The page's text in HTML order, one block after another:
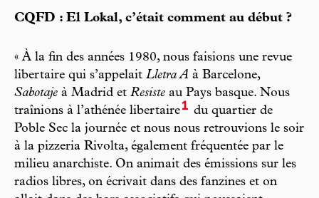
CQFD : El Lokal, c’était comment au début ?
« À la fin des années 1980, nous faisions une revue
libertaire qui s’appelait Lletra A à Barcelone,
Sabotaje à Madrid et Resiste au Pays basque. Nous
traînions à l’athénée libertaire1 du quartier de
Poble Sec la journée et nous nous retrouvions le soir
à la pizzeria Rivolta, également fréquentée par le
milieu anarchiste. On animait des émissions sur les
radios libres, on écrivait dans des fanzines et on